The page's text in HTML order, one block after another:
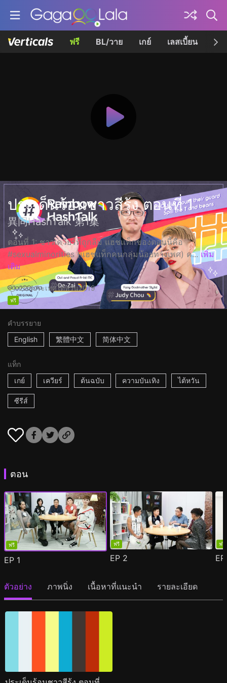
ฟรี BL/วาย เกย์ เลสเบี้ยน เค
ประเด็นร้อนชาวสีรุ้ง ตอนที่ 1
異同HashTalk 第1集
ตอนที่ 1: ชาวเควียร์ที่ถูกลืม แฮชแท็กของตอนนี้คือ
#sexualminorities (แฮชแท็กคนกลุ่มน้อยทางเพศ) ค... เพิ่ม
เติม
21mประเทศไต้หวัน2019
ฟรี
คำบรรยาย
English
繁體中文 简体中文
แท็ก
เกย์
เควียร์ ต้นฉบับ ความบันเทิง ไต้หวัน
ซีรีส์
ตอน
ฟรี
EP 1
ฟรี
EP 2
ฟรี
ตัวอย่าง ภาพนิ่ง เนื้อหาที่แนะนำ รายละเอียด